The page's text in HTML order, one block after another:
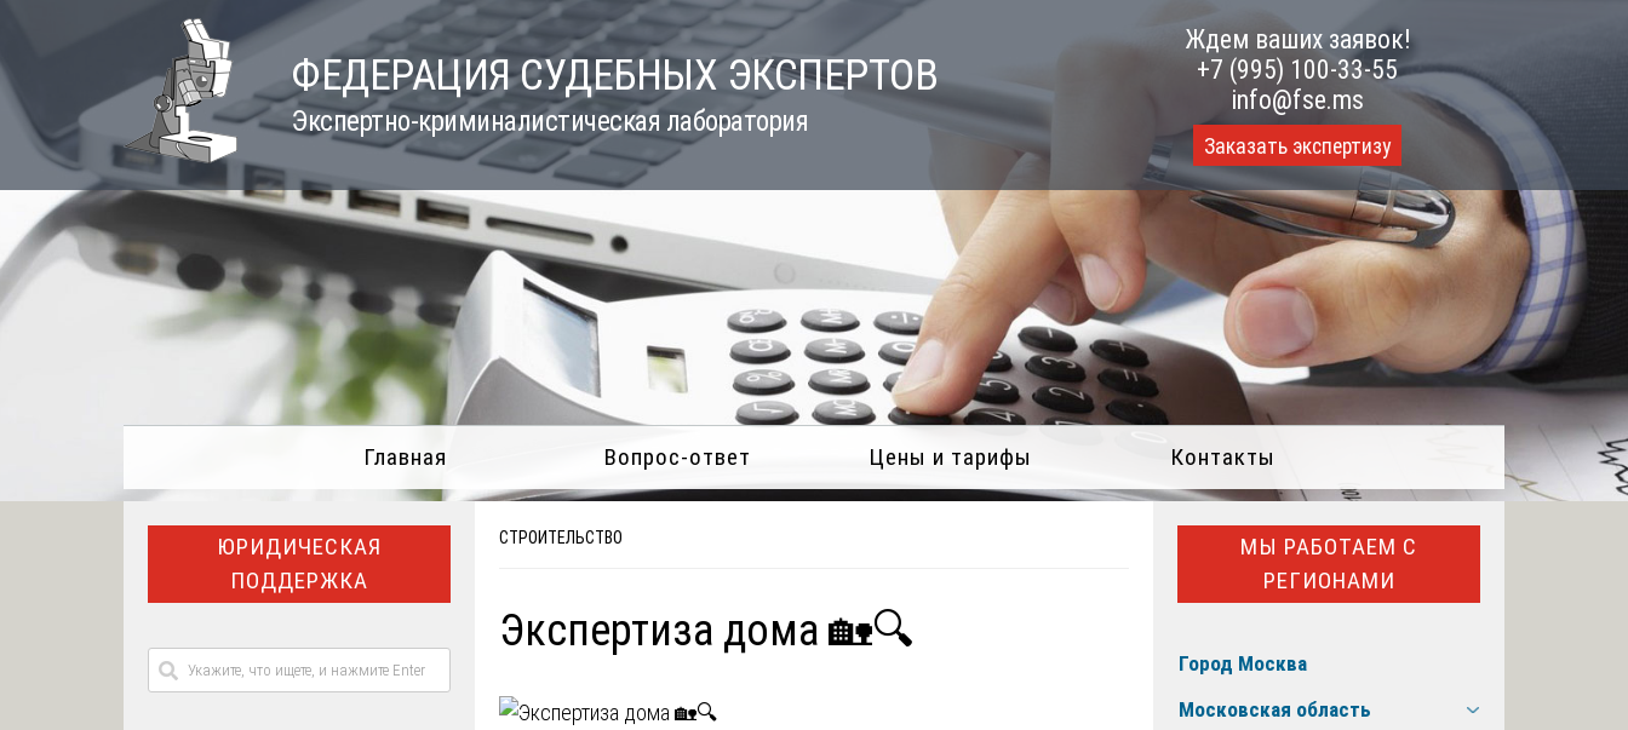
content
ФЕДЕРАЦИЯ СУДЕБНЫХ ЭКСПЕРТОВ
Экспертно-криминалистическая лаборатория
Ждем ваших заявок!
+7 (995) 100-33-55
info@fse.ms
Заказать экспертизу
Главная Вопрос-ответ Цены и тарифы Контакты
СТРОИТЕЛЬСТВО
Экспертиза дома 🏡🔍
ЮРИДИЧЕСКАЯ
ПОДДЕРЖКА
МЫ РАБОТАЕМ С
РЕГИОНАМИ
Город Москва
Московская область